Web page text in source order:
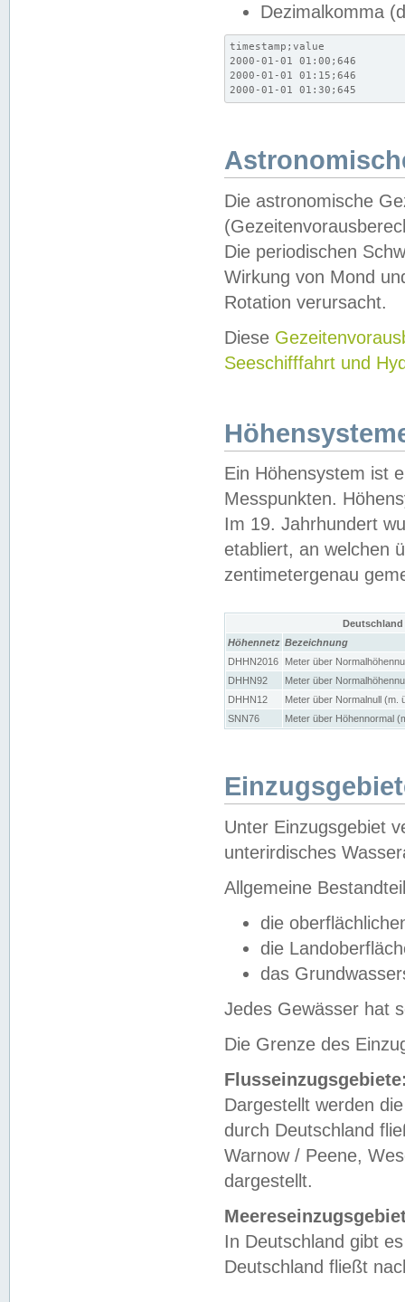
Dezimalkomma
timestamp;value
2000-01-01 01:00;646
2000-01-01 01:15;646
2000-01-01 01:30;645
Die astronomische
Die periodischen
Wirkung von Mond
Rotation verursacht.
Diese
Seeschifffahrt und
Ein Höhensystem ist
Messpunkten.
Im 19. Jahrhundert
etabliert, an welchen
zentimetergenau
Höhennetz Bezeichnung
DHHN2016
Meter über
DHHN92
Meter über
DHHN12
Meter über Normalnull (m.
SNN76
Meter über Höhennormal
Unter Einzugsgebiet
unterirdisches
Allgemeine
die
die
das
Jedes Gewässer hat
Die Grenze des
Dargestellt werden
durch Deutschland
Warnow / Peene,
dargestellt.
In Deutschland gibt
Deutschland fließt